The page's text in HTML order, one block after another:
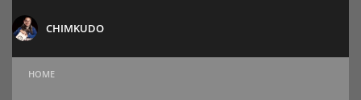
CHIMKUDO
HOME